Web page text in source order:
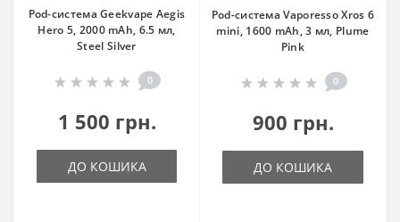
Pod-система Geekvape Aegis
Hero 5, 2000 mAh, 6.5 мл,
Steel Silver
0
1 500 грн.
ДО КОШИКА
Pod-система Vaporesso Xros 6
mini, 1600 mAh, 3 мл, Plume
Pink
0
900 грн.
ДО КОШИКА